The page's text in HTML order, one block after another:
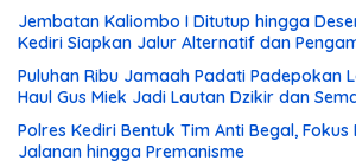
Jembatan Kaliombo I Ditutup hingga
Kediri Siapkan Jalur Alternatif dan
Puluhan Ribu Jamaah Padati Padepokan
Haul Gus Miek Jadi Lautan Dzikir dan
Polres Kediri Bentuk Tim Anti Begal,
Jalanan hingga Premanisme